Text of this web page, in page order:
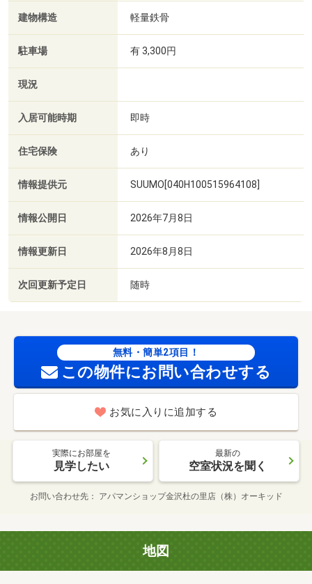
建物構造 軽量鉄骨
駐車場 有 3,300円
現況
入居可能時期 即時
住宅保険 あり
情報提供元 SUUMO[040H100515964108]
情報公開日 2026年7月8日
情報更新日 2026年8月8日
次回更新予定日 随時
無料・簡単2項目！
この物件にお問い合わせする
お気に入りに追加する
実際にお部屋を
見学したい
最新の
空室状況を聞く
お問い合わせ先 アパマンショップ金沢杜の里店（株）オーキッド
地図